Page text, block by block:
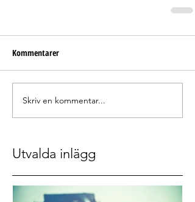
Kommentarer
Skriv en kommentar...
Utvalda inlägg